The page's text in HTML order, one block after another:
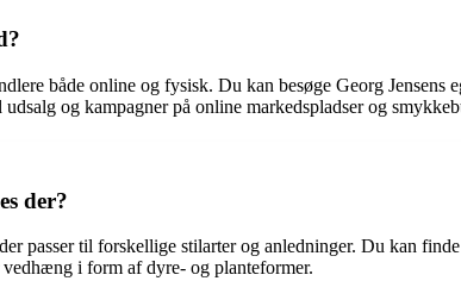
både online og fysisk. Du kan besøge Georg
og kampagner på online markedspladser og
der?
passer til forskellige stilarter og anledninger. Du kan
i form af dyre- og planteformer.